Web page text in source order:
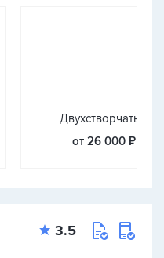
Двухстворчатые
от 26 000 ₽
3.5